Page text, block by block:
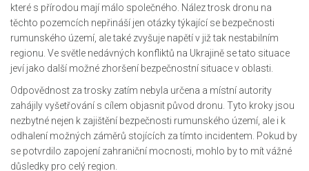
které s přírodou mají málo společného. Nález trosk dronu na
těchto pozemcích nepřináší jen otázky týkající se bezpečnosti
rumunského území, ale také zvyšuje napětí v již tak nestabilním
regionu. Ve světle nedávných konfliktů na Ukrajině se tato situace
jeví jako další možné zhoršení bezpečnostní situace v oblasti.
Odpovědnost za trosky zatím nebyla určena a místní autority
zahájily vyšetřování s cílem objasnit původ dronu. Tyto kroky jsou
nezbytné nejen k zajištění bezpečnosti rumunského území, ale i k
odhalení možných záměrů stojících za tímto incidentem. Pokud by
se potvrdilo zapojení zahraniční mocnosti, mohlo by to mít vážné
důsledky pro celý region.